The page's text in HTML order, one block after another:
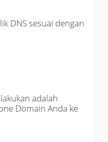
DNS sesuai dengan
adalah
Domain Anda ke